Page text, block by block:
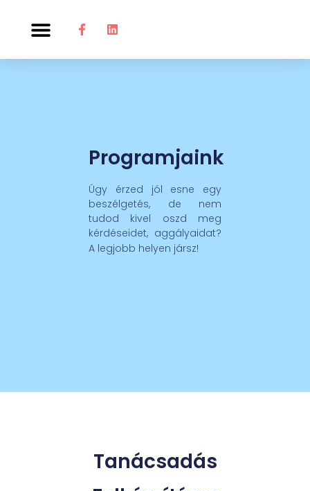
Programjaink
Úgy érzed jól esne egy
beszélgetés, de nem
tudod kivel oszd meg
kérdéseidet, aggályaidat?
A legjobb helyen jársz!
Tanácsadás